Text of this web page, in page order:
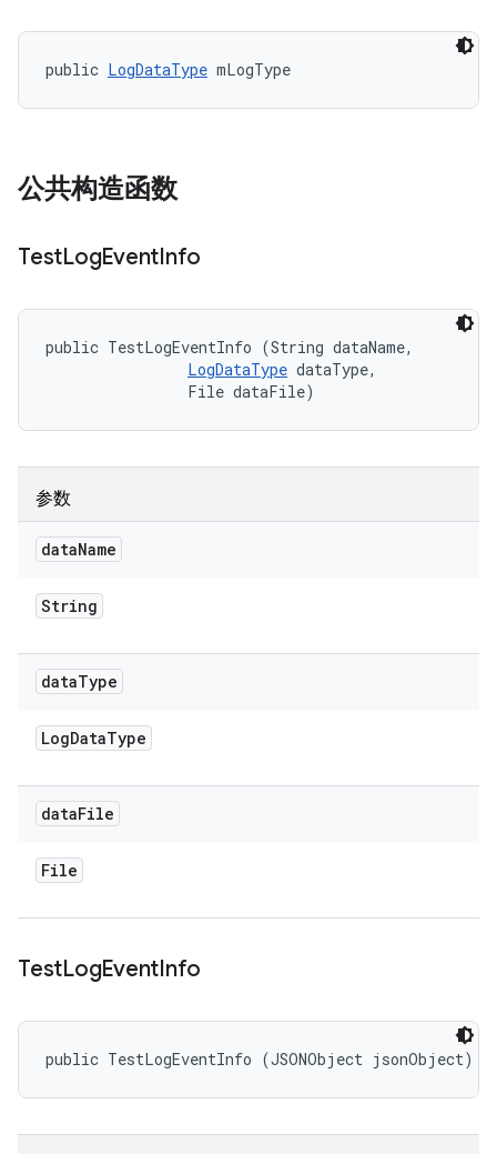
public LogDataType mLogType
公共构造函数
TestLogEventInfo
public TestLogEventInfo (String dataName,
LogDataType dataType,
                File dataFile)
参数
dataName
String
dataType
LogDataType
dataFile
File
TestLogEventInfo
public TestLogEventInfo (JSONObject jsonObject)